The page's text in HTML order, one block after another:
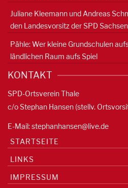
Juliane Kleemann und Andreas
den Landesvorsitz der SPD
Pähle: Wer kleine Grundschulen
ländlichen Raum aufs Spiel
KONTAKT
SPD-Ortsverein Thale
c/o Stephan Hansen (stellv.
E-Mail:stephanhansen@live.de
STARTSEITE
LINKS
IMPRESSUM